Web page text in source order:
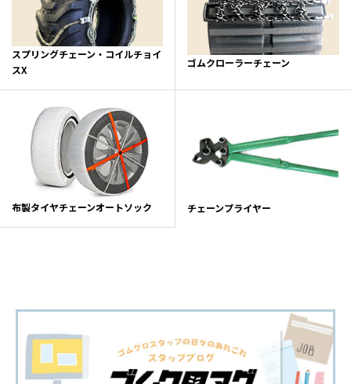
スプリングチェーン・コイルチョイ
スX
ゴムクローラーチェーン
布製タイヤチェーンオートソック チェーンプライヤー